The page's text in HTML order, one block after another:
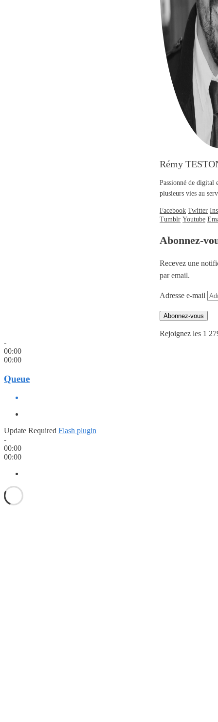
Rémy
Passionné de digital
plusieurs vies au
Facebook Twitter
Tumblr Youtube
Abonnez-
Recevez une
par email.
Adresse e-mail
Abonnez-vous
Rejoignez les 1
-
00:00
00:00
Queue
Update Required Flash plugin
-
00:00
00:00